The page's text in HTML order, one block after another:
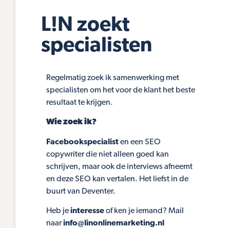
L!N zoekt
specialisten
Regelmatig zoek ik samenwerking met
specialisten om het voor de klant het beste
resultaat te krijgen.
Wie zoek ik?
Facebookspecialisten een SEO
copywriter die niet alleen goed kan
schrijven, maar ook de interviews afneemt
en deze SEO kan vertalen. Het liefst in de
buurt van Deventer.
Heb jeinteresseof ken je iemand? Mail
naarinfo@linonlinemarketing.nl